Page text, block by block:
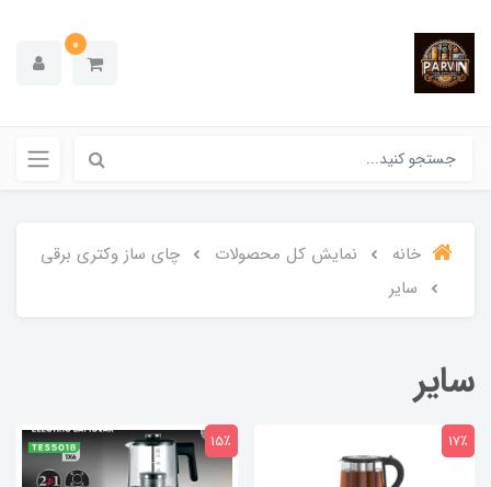
0
خانه نمایش کل محصولات
چای ساز وکتری برقی
سایر
سایر
17٪ 15٪